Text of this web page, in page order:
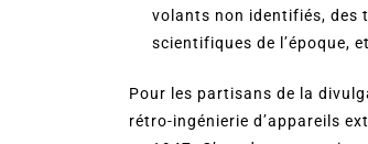
volants non identifiés, des
scientifiques de l’époque,
Pour les partisans de la
rétro-ingénierie d’appareils